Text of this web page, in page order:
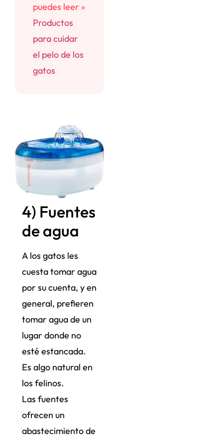
puedes leer »
Productos
para cuidar
el pelo de los
gatos
4) Fuentes
de agua
A los gatos les
cuesta tomar agua
por su cuenta, y en
general, prefieren
tomar agua de un
lugar donde no
esté estancada.
Es algo natural en
los felinos.
Las fuentes
ofrecen un
abastecimiento de